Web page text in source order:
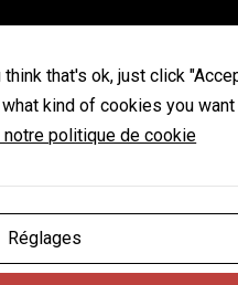
Rossini, 20000
Ajaccio, France
that's ok, just click
kind of cookies you
politique de cookie
Réglages